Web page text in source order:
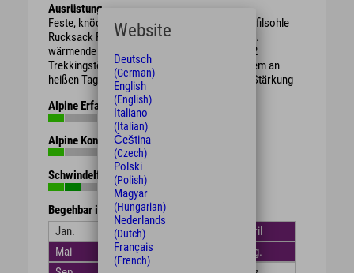
Ausrüstung
Feste, knöchelhohe Bergschuhe mit guter Profilsohle
Rucksack Regenschutz, je nach Witterung evtl.
wärmende Kleidung oder Sonnenschutz ggf. 2
Trekkingstöcke ausreichend Getränke vor allem an
heißen Tagen evtl. Brotzeit / Süßigkeiten zur Stärkung
Alpine Erfahrung
Alpine Kondition
Schwindelfreiheit
Begehbar in den Monaten
Jan.
Feb.
April
Mai
Juni
Aug.
Website
Deutsch
(German)
English
(English)
Italiano
(Italian)
Čeština
(Czech)
Polski
(Polish)
Magyar
(Hungarian)
Nederlands
(Dutch)
Français
(French)